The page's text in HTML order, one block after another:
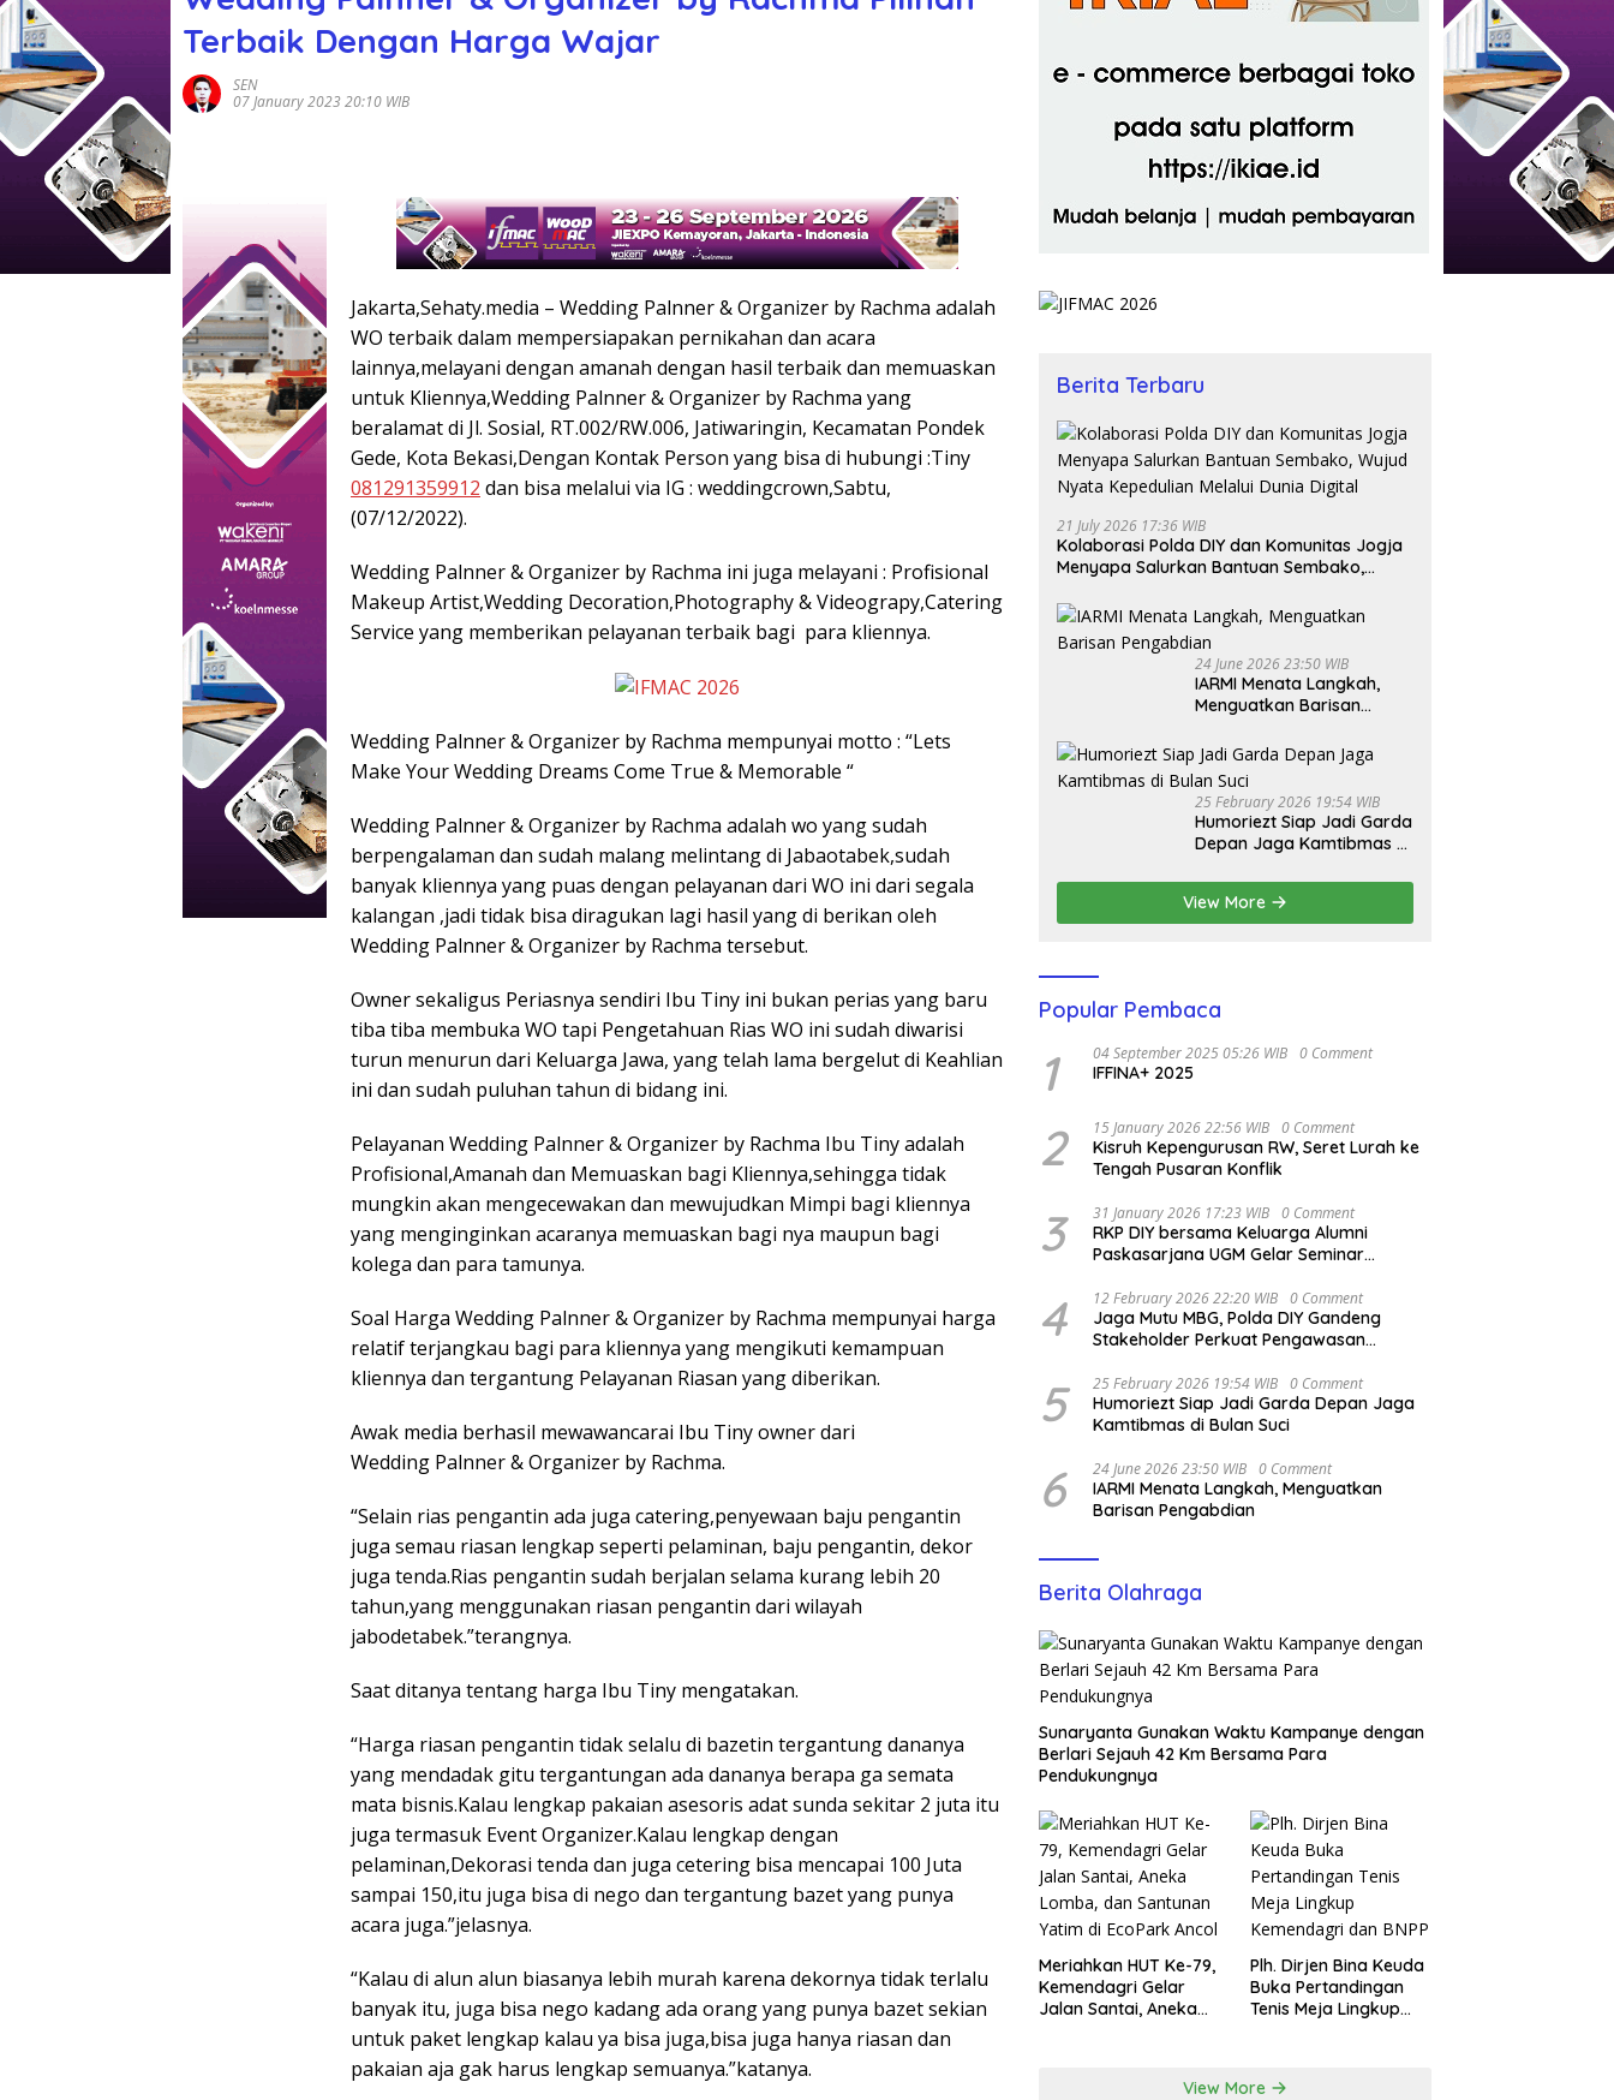
Terbaik Dengan Harga Wajar
SEN
07 January 2023 20:10 WIB
Jakarta,Sehaty.media – Wedding Palnner & Organizer by Rachma adalah
WO terbaik dalam mempersiapakan pernikahan dan acara
lainnya,melayani dengan amanah dengan hasil terbaik dan memuaskan
untuk Kliennya,Wedding Palnner & Organizer by Rachma yang
beralamat di Jl. Sosial, RT.002/RW.006, Jatiwaringin, Kecamatan Pondek
Gede, Kota Bekasi,Dengan Kontak Person yang bisa di hubungi :Tiny
081291359912 dan bisa melalui via IG : weddingcrown,Sabtu,
(07/12/2022).
Wedding Palnner & Organizer by Rachma ini juga melayani : Profisional
Makeup Artist,Wedding Decoration,Photography & Videograpy,Catering
Service yang memberikan pelayanan terbaik bagi para kliennya.
Wedding Palnner & Organizer by Rachma mempunyai motto : “Lets
Make Your Wedding Dreams Come True & Memorable “
Wedding Palnner & Organizer by Rachma adalah wo yang sudah
berpengalaman dan sudah malang melintang di Jabaotabek,sudah
banyak kliennya yang puas dengan pelayanan dari WO ini dari segala
kalangan ,jadi tidak bisa diragukan lagi hasil yang di berikan oleh
Wedding Palnner & Organizer by Rachma tersebut.
Owner sekaligus Periasnya sendiri Ibu Tiny ini bukan perias yang baru
tiba tiba membuka WO tapi Pengetahuan Rias WO ini sudah diwarisi
turun menurun dari Keluarga Jawa, yang telah lama bergelut di Keahlian
ini dan sudah puluhan tahun di bidang ini.
Pelayanan Wedding Palnner & Organizer by Rachma Ibu Tiny adalah
Profisional,Amanah dan Memuaskan bagi Kliennya,sehingga tidak
mungkin akan mengecewakan dan mewujudkan Mimpi bagi kliennya
yang menginginkan acaranya memuaskan bagi nya maupun bagi
kolega dan para tamunya.
Soal Harga Wedding Palnner & Organizer by Rachma mempunyai harga
relatif terjangkau bagi para kliennya yang mengikuti kemampuan
kliennya dan tergantung Pelayanan Riasan yang diberikan.
Awak media berhasil mewawancarai Ibu Tiny owner dari
Wedding Palnner & Organizer by Rachma.
“Selain rias pengantin ada juga catering,penyewaan baju pengantin
juga semau riasan lengkap seperti pelaminan, baju pengantin, dekor
juga tenda.Rias pengantin sudah berjalan selama kurang lebih 20
tahun,yang menggunakan riasan pengantin dari wilayah
jabodetabek.”terangnya.
Saat ditanya tentang harga Ibu Tiny mengatakan.
“Harga riasan pengantin tidak selalu di bazetin tergantung dananya
yang mendadak gitu tergantungan ada dananya berapa ga semata
mata bisnis.Kalau lengkap pakaian asesoris adat sunda sekitar 2 juta itu
juga termasuk Event Organizer.Kalau lengkap dengan
pelaminan,Dekorasi tenda dan juga cetering bisa mencapai 100 Juta
sampai 150,itu juga bisa di nego dan tergantung bazet yang punya
acara juga.”jelasnya.
“Kalau di alun alun biasanya lebih murah karena dekornya tidak terlalu
banyak itu, juga bisa nego kadang ada orang yang punya bazet sekian
untuk paket lengkap kalau ya bisa juga,bisa juga hanya riasan dan
pakaian aja gak harus lengkap semuanya.”katanya.
Berita Terbaru
21 July 2026 17:36 WIB
Kolaborasi Polda DIY dan Komunitas Jogja
Menyapa Salurkan Bantuan Sembako,
Digital
24 June 2026 23:50 WIB
IARMI Menata Langkah,
Menguatkan Barisan
25 February 2026 19:54 WIB
Humoriezt Siap Jadi Garda
Depan Jaga Kamtibmas di
View More
Popular Pembaca
1 04 September 2025 05:26 WIB 0 Comment
IFFINA+ 2025
2 15 January 2026 22:56 WIB 0 Comment
Kisruh Kepengurusan RW, Seret Lurah ke
Tengah Pusaran Konflik
3 31 January 2026 17:23 WIB 0 Comment
RKP DIY bersama Keluarga Alumni
Paskasarjana UGM Gelar Seminar
4 12 February 2026 22:20 WIB 0 Comment
Jaga Mutu MBG, Polda DIY Gandeng
Stakeholder Perkuat Pengawasan
5 25 February 2026 19:54 WIB 0 Comment
Humoriezt Siap Jadi Garda Depan Jaga
Kamtibmas di Bulan Suci
6 24 June 2026 23:50 WIB 0 Comment
IARMI Menata Langkah, Menguatkan
Barisan Pengabdian
Berita Olahraga
Sunaryanta Gunakan Waktu Kampanye dengan
Berlari Sejauh 42 Km Bersama Para
Pendukungnya
Meriahkan HUT Ke-79,
Kemendagri Gelar
Jalan Santai, Aneka
Plh. Dirjen Bina Keuda
Buka Pertandingan
Tenis Meja Lingkup
View More